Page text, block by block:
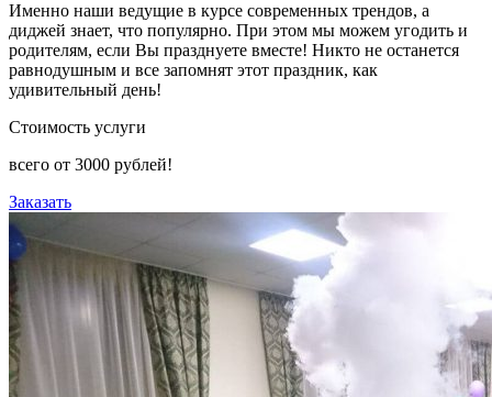
Именно наши ведущие в курсе современных трендов, а
диджей знает, что популярно. При этом мы можем угодить и
родителям, если Вы празднуете вместе! Никто не останется
равнодушным и все запомнят этот праздник, как
удивительный день!
Стоимость услуги
всего от 3000 рублей!
Заказать